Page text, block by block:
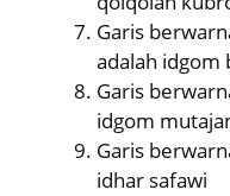
Garis
adalah idgom
Garis
idgom
Garis
idhar safawi